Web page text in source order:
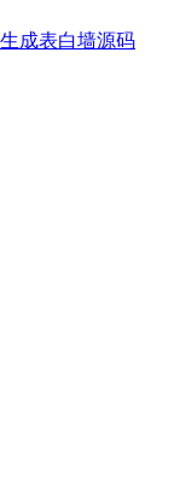
成表白墙源码